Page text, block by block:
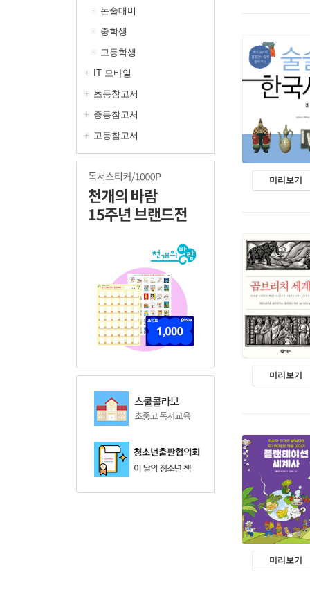
논술대비
중학생
고등학생
IT 모바일
초등참고서
중등참고서
고등참고서
미리보기
미리보기
미리보기